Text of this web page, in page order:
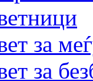
за
за